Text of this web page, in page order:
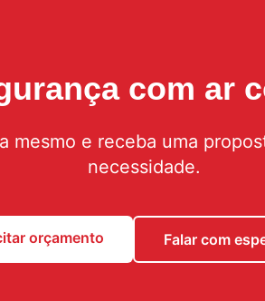
com ar
mesmo e receba uma
necessidade.
orçamento Falar com